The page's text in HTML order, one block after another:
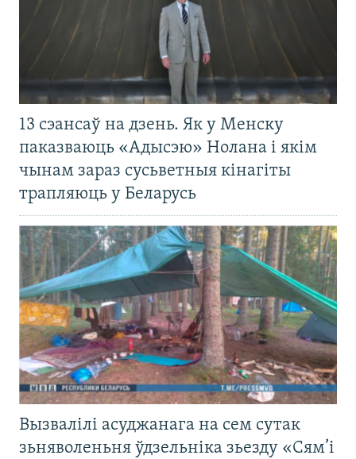
13 сэансаў на дзень. Як у Менску
паказваюць «Адысэю» Нолана і якім
чынам зараз сусьветныя кінагіты
трапляюць у Беларусь
Вызвалілі асуджанага на сем сутак
зьняволеньня ўдзельніка зьезду «Сям’і